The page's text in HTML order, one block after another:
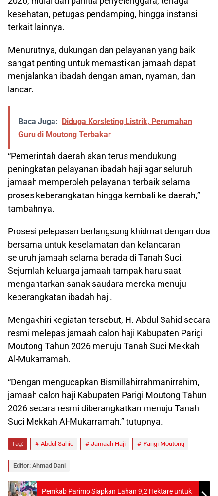
kesehatan, petugas pendamping, hingga instansi
terkait lainnya.
Menurutnya, dukungan dan pelayanan yang baik
sangat penting untuk memastikan jamaah dapat
menjalankan ibadah dengan aman, nyaman, dan
lancar.
Baca Juga:
Diduga Korsleting Listrik, Perumahan
Guru di Moutong Terbakar
“Pemerintah daerah akan terus mendukung
peningkatan pelayanan ibadah haji agar seluruh
jamaah memperoleh pelayanan terbaik selama
proses keberangkatan hingga kembali ke daerah,”
tambahnya.
Prosesi pelepasan berlangsung khidmat dengan doa
bersama untuk keselamatan dan kelancaran
seluruh jamaah selama berada di Tanah Suci.
Sejumlah keluarga jamaah tampak haru saat
mengantarkan sanak saudara mereka menuju
keberangkatan ibadah haji.
Mengakhiri kegiatan tersebut, H. Abdul Sahid secara
resmi melepas jamaah calon haji Kabupaten Parigi
Moutong Tahun 2026 menuju Tanah Suci Mekkah
Al-Mukarramah.
“Dengan mengucapkan Bismillahirrahmanirrahim,
jamaah calon haji Kabupaten Parigi Moutong Tahun
2026 secara resmi diberangkatkan menuju Tanah
Suci Mekkah Al-Mukarramah,” tutupnya.
Tag: Abdul Sahid Jamaah Haji Parigi Moutong
Editor: Ahmad Dani
Pemkab Parimo Siapkan Lahan 9,2 Hektare untuk